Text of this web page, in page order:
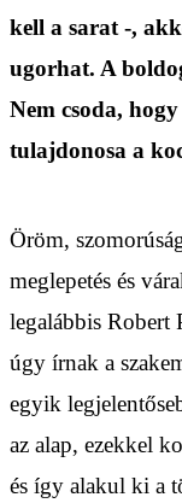
kell a sarat -,
ugorhat. A
Nem csoda,
tulajdonosa a
Öröm,
meglepetés és
legalábbis Robert
úgy írnak a
egyik
az alap, ezekkel
és így alakul ki a